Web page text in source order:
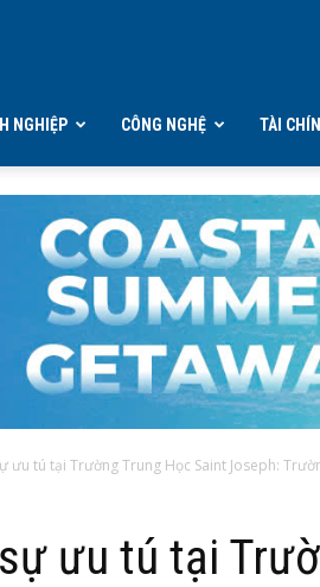
NGHIỆP CÔNG NGHỆ TÀI
ưu tú tại Trường Trung Học Saint Joseph:
ưu tú tại